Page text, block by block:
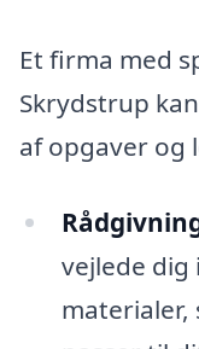
Et firma med
Skrydstrup
af opgaver og
vejlede
materialer,